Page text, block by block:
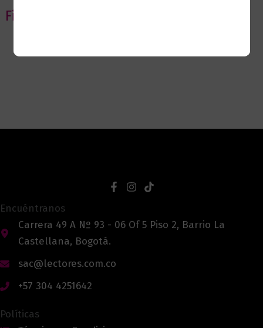
Filtrar por editorial
Encuéntranos
Carrera 49 A Nº 93 - 06 Of 5 Piso 2, Barrio La
Castellana, Bogotá.
sac@lectores.com.co
+57 304 4251642
Políticas